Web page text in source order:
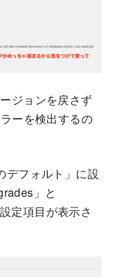
ジョンを戻さず
ーを検出するの
デフォルト」に設
」と
定項目が表示さ